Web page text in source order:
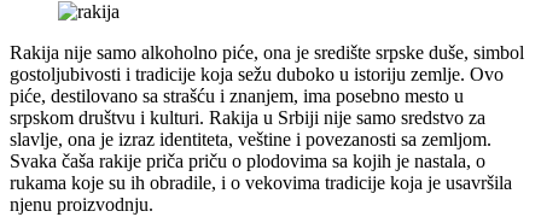
Rakija nije samo alkoholno piće, ona je središte srpske duše, simbol
gostoljubivosti i tradicije koja sežu duboko u istoriju zemlje. Ovo
piće, destilovano sa strašću i znanjem, ima posebno mesto u
srpskom društvu i kulturi. Rakija u Srbiji nije samo sredstvo za
slavlje, ona je izraz identiteta, veštine i povezanosti sa zemljom.
Svaka čaša rakije priča priču o plodovima sa kojih je nastala, o
rukama koje su ih obradile, i o vekovima tradicije koja je usavršila
njenu proizvodnju.